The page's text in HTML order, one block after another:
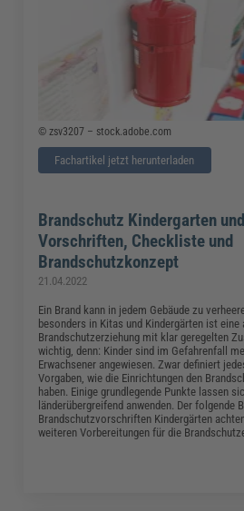
© zsv3207 – stock.adobe.com
Fachartikel jetzt herunterladen
Brandschutz Kindergarten
Vorschriften, Checkliste und
Brandschutzkonzept
21.04.2022
Ein Brand kann in jedem Gebäude zu
besonders in Kitas und Kindergärten ist eine
Brandschutzerziehung mit klar geregelten
wichtig, denn: Kinder sind im Gefahrenfall
Erwachsener angewiesen. Zwar definiert
Vorgaben, wie die Einrichtungen den
haben. Einige grundlegende Punkte lassen
länderübergreifend anwenden. Der folgende
Brandschutzvorschriften Kindergärten
weiteren Vorbereitungen für die